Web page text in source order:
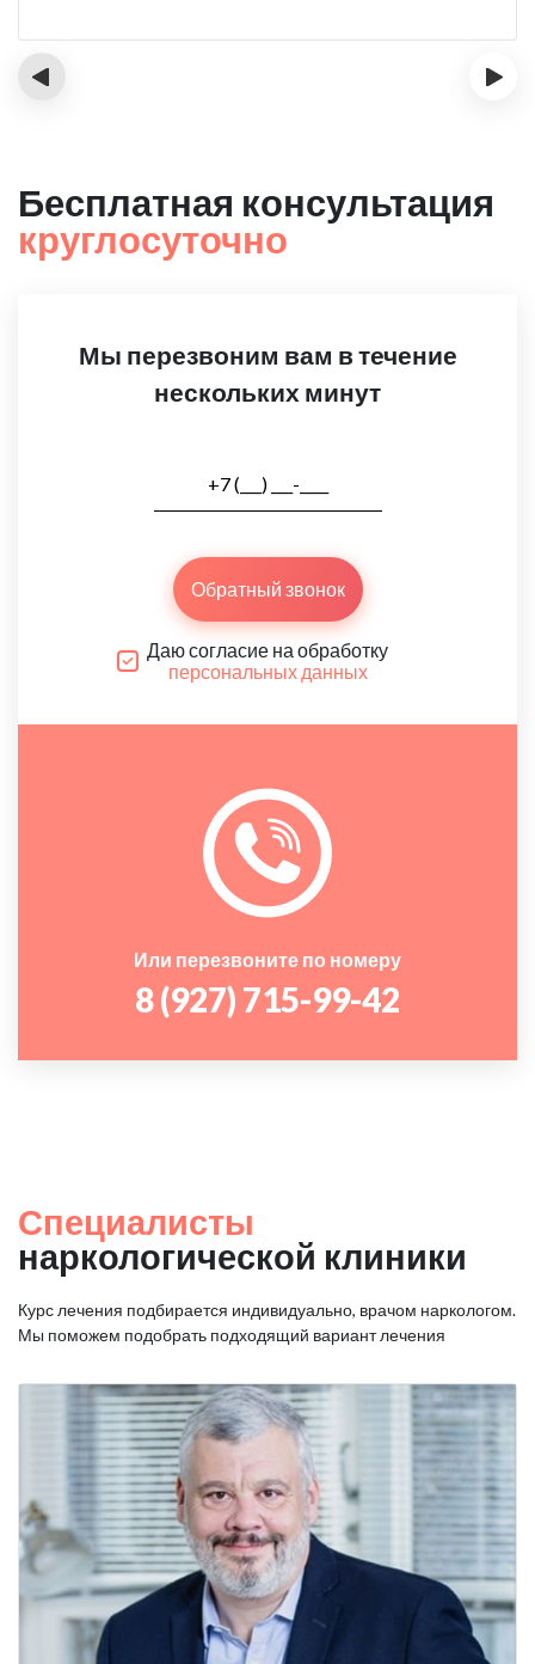
‹ ›
Бесплатная консультация
круглосуточно
Мы перезвоним вам в течение
нескольких минут
Обратный звонок
Даю согласие на обработку
персональных данных
Или перезвоните по номеру
8 (927) 715-99-42
Специалисты
наркологической клиники
Курс лечения подбирается индивидуально, врачом наркологом.
Мы поможем подобрать подходящий вариант лечения